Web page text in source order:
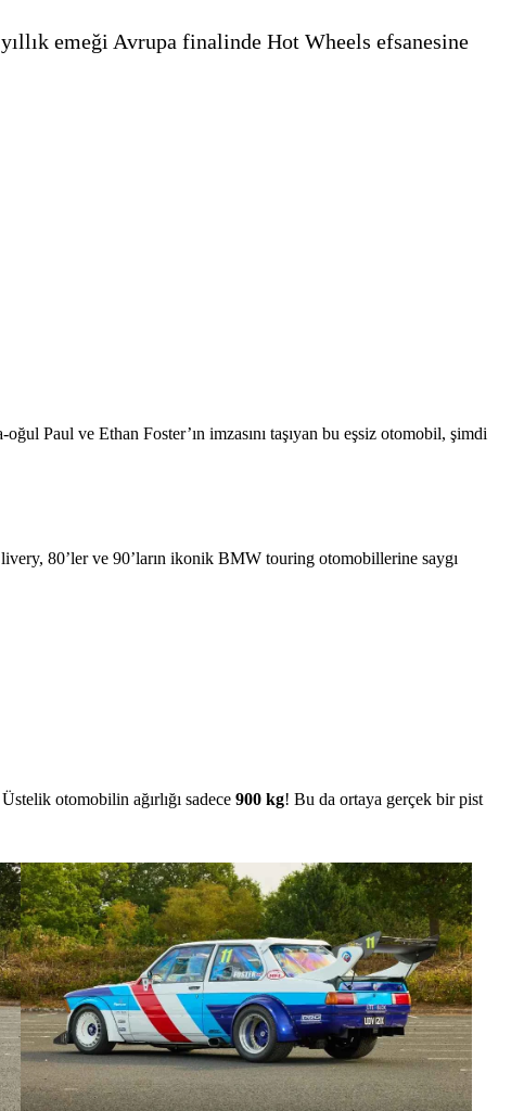
emeği Avrupa finalinde Hot Wheels efsanesine
Paul ve Ethan Foster’ın imzasını taşıyan bu eşsiz otomobil, şimdi
livery, 80’ler ve 90’ların ikonik BMW touring otomobillerine saygı
otomobilin ağırlığı sadece 900 kg! Bu da ortaya gerçek bir pist